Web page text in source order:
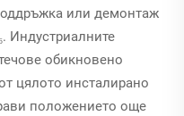
или демонтаж
Индустриалните
обикновено
цялото инсталирано
положението още